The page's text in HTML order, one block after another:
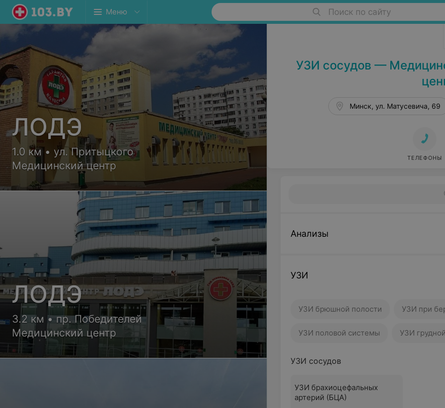
Меню Поиск по сайту
Медицинские центры в Минске
УЗИ сосудов —
Минск, ул. Матусевича, 69
ТЕЛЕФОНЫ
Анализы
УЗИ
УЗИ брюшной полости УЗИ при
УЗИ половой системы УЗИ
УЗИ сосудов
УЗИ брахиоцефальных
артерий (БЦА)
ЛОДЭ
1.0 км • ул. Притыцкого
Медицинский центр
ЛОДЭ
3.2 км • пр. Победителей
Медицинский центр